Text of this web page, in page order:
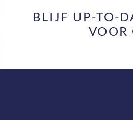
BLIJF UP-TO-
VOOR